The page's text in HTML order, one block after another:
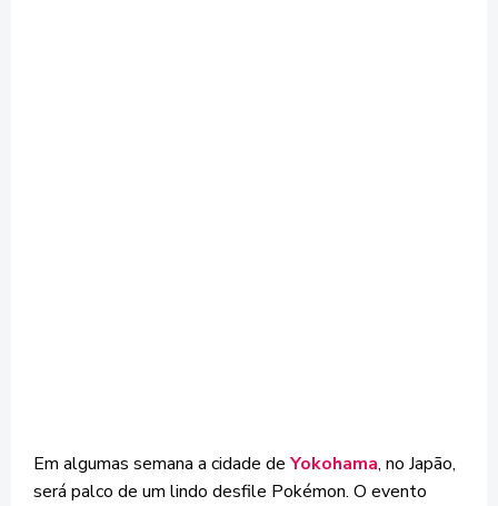
Em algumas semana a cidade de Yokohama, no Japão,
será palco de um lindo desfile Pokémon. O evento